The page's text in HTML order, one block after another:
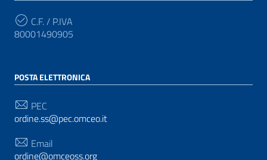
C.F. / P.IVA
80001490905
POSTA ELETTRONICA
PEC
ordine.ss@pec.omceo.it
Email
ordine@omceoss.org